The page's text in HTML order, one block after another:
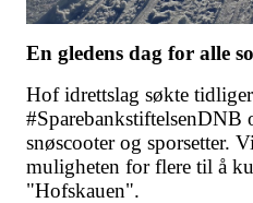
En gledens dag for alle
Hof idrettslag søkte
snøscooter og sporsetter.
muligheten for flere til å
"Hofskauen".